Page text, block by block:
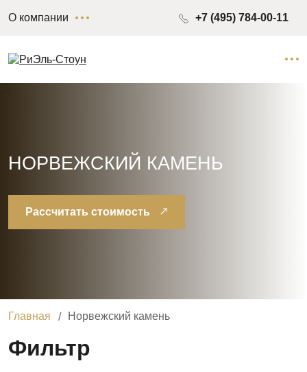
О компании +7 (495) 784-00-11
НОРВЕЖСКИЙ КАМЕНЬ
Рассчитать стоимость
Главная Норвежский камень
Фильтр